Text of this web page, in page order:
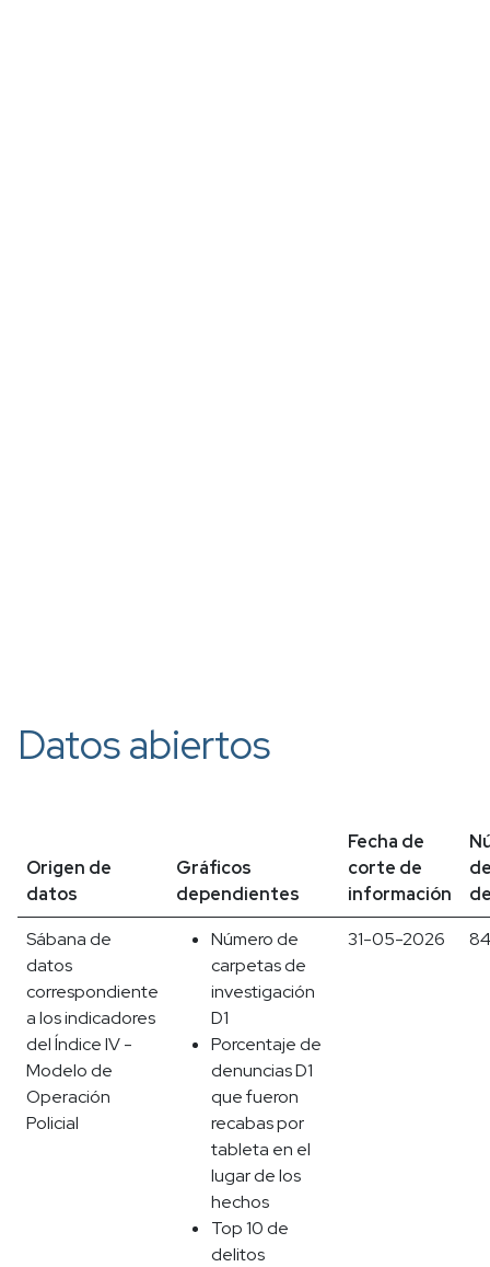
Datos abiertos
Origen de
datos
Gráficos
dependientes
Fecha de
corte de
información
Sábana de
datos
correspondiente
a los indicadores
del Índice IV -
Modelo de
Operación
Policial
Número de
carpetas de
investigación
D1
Porcentaje de
denuncias D1
que fueron
recabas por
tableta en el
lugar de los
hechos
Top 10 de
delitos
31-05-2026 84